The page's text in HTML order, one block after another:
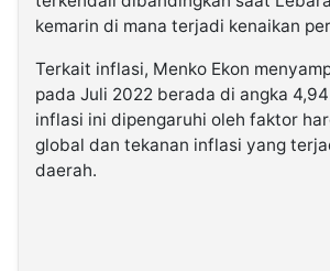
kemarin di mana terjadi kenaikan
Terkait inflasi, Menko Ekon
pada Juli 2022 berada di angka
inflasi ini dipengaruhi oleh faktor
global dan tekanan inflasi yang
daerah.